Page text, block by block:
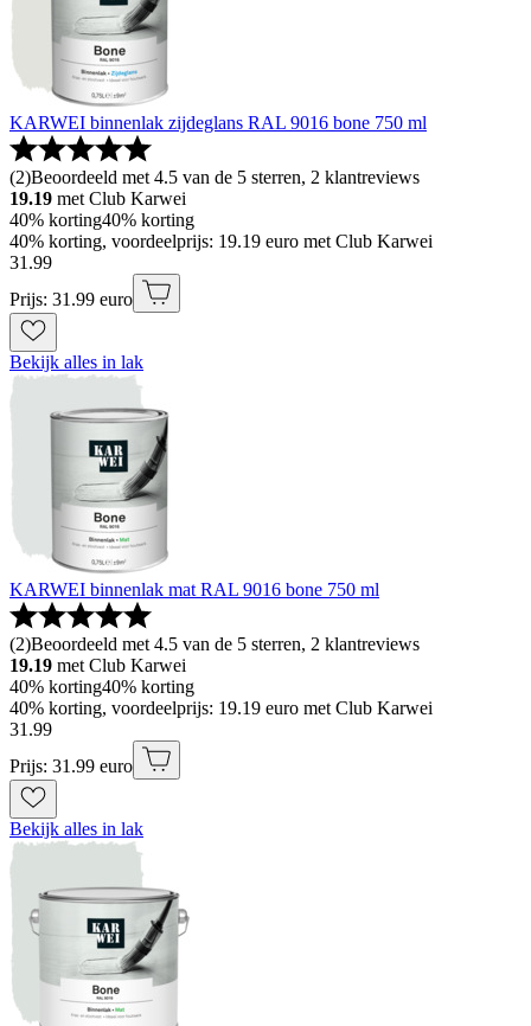
KARWEI binnenlak zijdeglans RAL 9016 bone 750 ml
(2)Beoordeeld met 4.5 van de 5 sterren, 2 klantreviews
19.19 met Club Karwei
40% korting40% korting
40% korting, voordeelprijs: 19.19 euro met Club Karwei
31 .99
Prijs: 31.99 euro
Bekijk alles in lak
KARWEI binnenlak mat RAL 9016 bone 750 ml
(2)Beoordeeld met 4.5 van de 5 sterren, 2 klantreviews
19.19 met Club Karwei
40% korting40% korting
40% korting, voordeelprijs: 19.19 euro met Club Karwei
31 .99
Prijs: 31.99 euro
Bekijk alles in lak